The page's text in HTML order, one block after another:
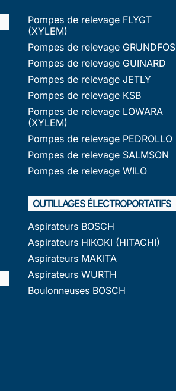
Pompes de relevage FLYGT
(XYLEM)
Pompes de relevage GRUNDFOS
Pompes de relevage GUINARD
Pompes de relevage JETLY
Pompes de relevage KSB
Pompes de relevage LOWARA
(XYLEM)
Pompes de relevage PEDROLLO
Pompes de relevage SALMSON
Pompes de relevage WILO
OUTILLAGES ÉLECTROPORTATIFS
Aspirateurs BOSCH
Aspirateurs HIKOKI (HITACHI)
Aspirateurs MAKITA
Aspirateurs WURTH
Boulonneuses BOSCH